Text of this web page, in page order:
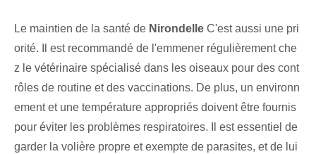
Le maintien de la santé de Nirondelle C'est aussi une pri
orité. Il est recommandé de l'emmener régulièrement che
z le vétérinaire spécialisé dans les oiseaux pour des cont
rôles de routine et des vaccinations. De plus, un environn
ement et une température appropriés doivent être fournis
pour éviter les problèmes respiratoires. Il est essentiel de
garder la volière propre et exempte de parasites, et de lui